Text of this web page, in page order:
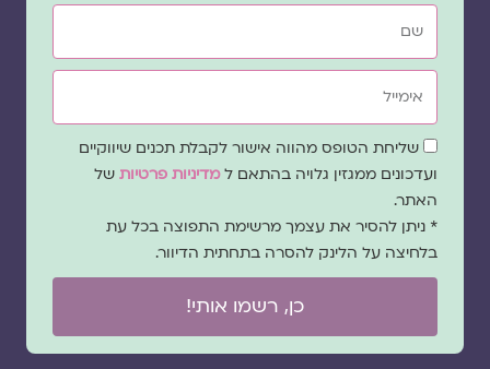
שם
אימייל
שדה
הסכמה
שליחת הטופס מהווה אישור לקבלת תכנים שיווקיים
ועדכונים ממגזין גלויה בהתאם ל מדיניות פרטיותשל
האתר.
* ניתן להסיר את עצמך מרשימת התפוצה בכל עת
בלחיצה על הלינק להסרה בתחתית הדיוור.
כן, רשמו אותי!